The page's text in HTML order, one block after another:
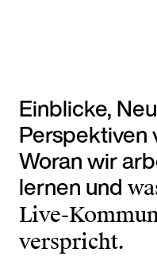
Einblicke,
Perspektiven
Woran wir
lernen und
Live-
verspricht.